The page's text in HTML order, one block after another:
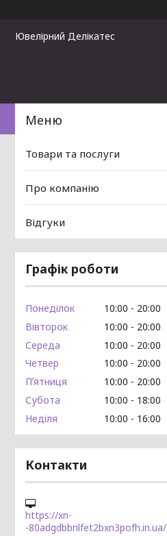
Ювелірний Делікатес
Товари та послуги
Про компанію
Відгуки
Графік роботи
Понеділок 10:00
20:00
Вівторок
10:00
20:00
Середа
10:00
20:00
Четвер
10:00
20:00
Пʼятниця
10:00
20:00
Субота
10:00
18:00
Неділя
10:00 16:00
Контакти
https://xn-
-80adgdbbrilfet2bxn3pofh.in.ua/